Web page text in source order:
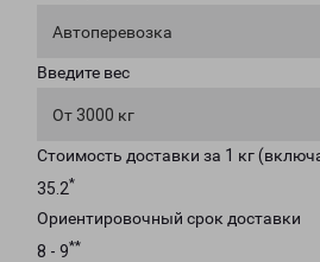
Автоперевозка
Введите вес
От 3000 кг
Стоимость доставки за 1 кг
35.2*
Ориентировочный срок доставки
8 - 9**